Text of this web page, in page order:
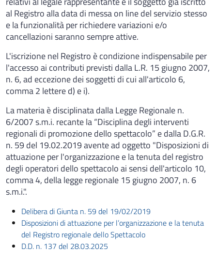
al Registro alla data di messa on line del servizio stesso
e la funzionalità per richiedere variazioni e/o
cancellazioni saranno sempre attive.
L'iscrizione nel Registro è condizione indispensabile per
l'accesso ai contributi previsti dalla L.R. 15 giugno 2007,
n. 6, ad eccezione dei soggetti di cui all'articolo 6,
comma 2 lettere d) e i).
La materia è disciplinata dalla Legge Regionale n.
6/2007 s.m.i. recante la “Disciplina degli interventi
regionali di promozione dello spettacolo” e dalla D.G.R.
n. 59 del 19.02.2019 avente ad oggetto "Disposizioni di
attuazione per l'organizzazione e la tenuta del registro
degli operatori dello spettacolo ai sensi dell'articolo 10,
comma 4, della legge regionale 15 giugno 2007, n. 6
s.m.i.".
Delibera di Giunta n. 59 del 19/02/2019
Disposizioni di attuazione per l’organizzazione e la tenuta
del Registro regionale dello Spettacolo
D.D. n. 137 del 28.03.2025